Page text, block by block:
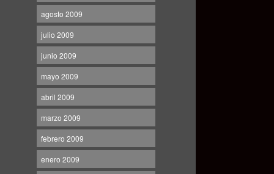
agosto 2009
julio 2009
junio 2009
mayo 2009
abril 2009
marzo 2009
febrero 2009
enero 2009